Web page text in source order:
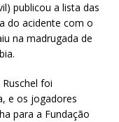
publicou a lista das
do acidente com o
na madrugada de
foi
e os jogadores
para a Fundação